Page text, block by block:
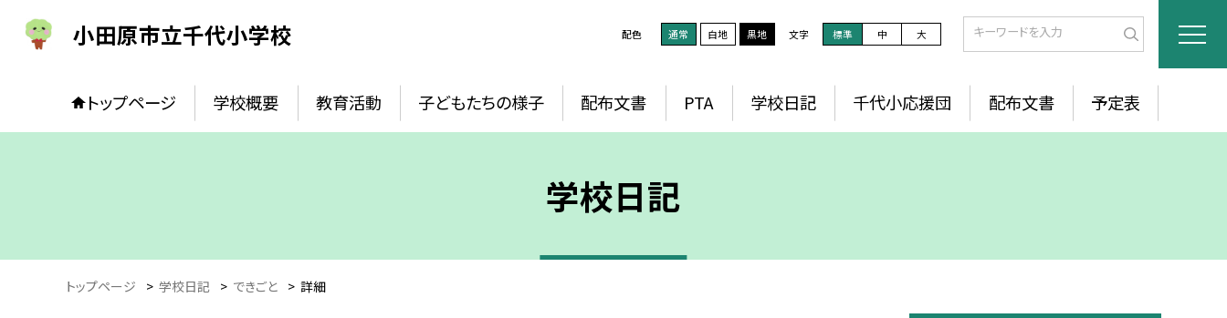
小田原市立千代小学校 配色 通常 白地 黒地 文字 標準 中 大
トップページ 学校概要 教育活動 子どもたちの様子 配布文書 PTA 学校日記 千代小応援団 配布文書 予定表
学校日記
トップページ > 学校日記 > できごと > 詳細